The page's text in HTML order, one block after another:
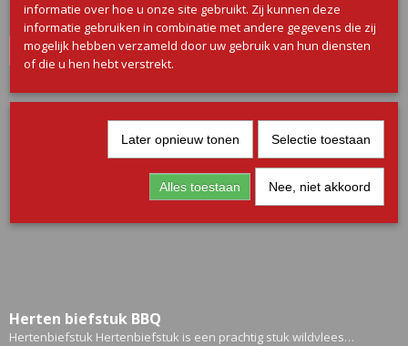
Op voorraad
IN WINKELWAGEN
Herten biefstuk BBQ
Hertenbiefstuk Hertenbiefstuk is een prachtig stuk wildvlees…
informatie over hoe u onze site gebruikt. Zij kunnen deze
informatie gebruiken in combinatie met andere gegevens die zij
mogelijk hebben verzameld door uw gebruik van hun diensten
of die u hen hebt verstrekt.
Later opnieuw tonen Selectie toestaan
Alles toestaan Nee, niet akkoord